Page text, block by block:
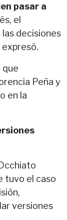
pasar a
el
decisiones
que
Peña y
en la
tuvo el caso
versiones